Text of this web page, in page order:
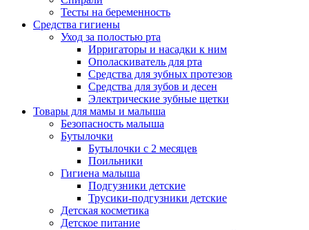
Тесты на беременность
Средства гигиены
Уход за полостью рта
Ирригаторы и насадки к ним
Ополаскиватель для рта
Средства для зубных протезов
Средства для зубов и десен
Электрические зубные щетки
Товары для мамы и малыша
Безопасность малыша
Бутылочки
Бутылочки с 2 месяцев
Поильники
Гигиена малыша
Подгузники детские
Трусики-подгузники детские
Детская косметика
Детское питание